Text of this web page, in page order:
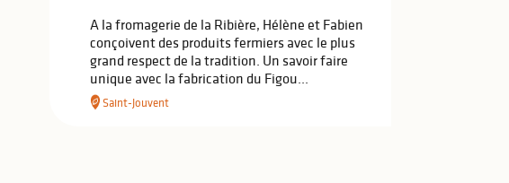
A la fromagerie de la Ribière, Hélène et Fabien
conçoivent des produits fermiers avec le plus
grand respect de la tradition. Un savoir faire
unique avec la fabrication du Figou...
Saint-Jouvent